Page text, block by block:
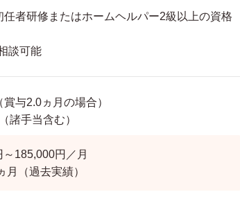
者研修またはホームヘルパー2級以上の資格
談可能
与2.0ヵ月の場合）
諸手当含む）
185,000円／月
（過去実績）